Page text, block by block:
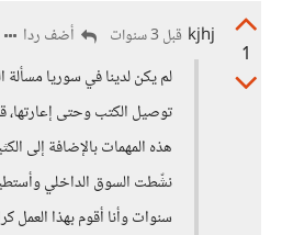
1
kjhj قبل 3 سنوات
أضف ردا
توصيل الكتب وحتى
هذه المهمات بالإضافة إلى
نشّطت السوق الداخلي
سنوات وأنا أقوم بهذا